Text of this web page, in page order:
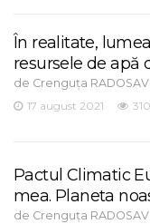
În realitate,
resursele de apă
de Crenguța RADOSAV
17 august 2021
310
Pactul Climatic
mea. Planeta
de Crenguța RADOSAV